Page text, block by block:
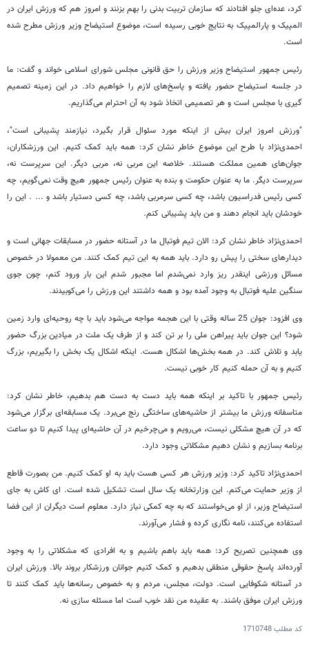
کرد، عده‌ای جلو افتادند که سازمان تربیت بدنی را بهم بزنند و امروز هم که ورزش ایران در
المپیک و پارالمپیک به نتایج خوبی رسیده است، موضوع استیضاح وزیر ورزش مطرح شده
است.
رئیس جمهور استیضاح وزیر ورزش را حق قانونی مجلس شورای اسلامی خواند و گفت: ما
در جلسه استیضاح حضور یافته و پاسخ‌های لازم را خواهیم داد. در این زمینه تصمیم
گیری با مجلس است و هر تصمیمی اتخاذ شود به آن احترام می‌گذاریم.
"ورزش امروز ایران بیش از اینکه مورد سئوال قرار بگیرد، نیازمند پشیبانی است"،
احمدی‌نژاد با طرح این موضوع خاطر نشان کرد: همه باید کمک کنیم. این ورزشکاران،
جوان‌های همین مملکت هستند. خلاصه این مربی نه، مربی دیگر. این سرپرست نه،
سرپرست دیگر. ما به عنوان حکومت و بنده به عنوان رئیس جمهور هیچ وقت نمی‌گویم، چه
کسی رئیس فدراسیون باشد، چه کسی سرمربی باشد، چه کسی دستیار باشد و ... . این را
خودشان باید انجام دهند و من باید پشیبانی کنم.
احمدی‌نژاد خاطر نشان کرد: الان تیم فوتبال ما در آستانه حضور در مسابقات جهانی است و
دیدارهای سختی را پیش رو دارد. باید همه به این تیم کمک کنند. من معمولا در خصوص
مسائل ورزشی اینقدر ریز وارد نمی‌شدم اما مجبور شدم این بار ورود کنم، چون جوی
سنگین علیه فوتبال به وجود آمده بود و همه داشتند این ورزش را می‌کوبیدند.
وی افزود: جوان 25 ساله وقتی با این هجمه مواجه می‌شود باید با چه روحیه‌ای وارد زمین
شود؟ این جوان باید پیراهن ملی را بر تن کند و از طرف یک ملت در میادین بزرگ حضور
یابد و تلاش کند. در همه بخش‌ها اشکال هست. اینکه اشکال یک بخش را بگیریم، بزرگ
کنیم و به آن حمله کنیم کار خوبی نیست.
رئیس جمهور با تاکید بر اینکه همه باید دست به دست هم بدهیم، خاطر نشان کرد:
متاسفانه ورزش ما بیشتر از حاشیه‌های ساختگی رنج می‌برد. یک مسابقه‌ای برگزار می‌شود
که در آن هیچ مشکلی نیست، می‌رویم و می‌چرخیم در آن حاشیه‌ای پیدا کنیم تا دو ساعت
برنامه بسازیم و نشان دهیم مشکلاتی وجود دارد.
احمدی‌نژاد تاکید کرد: وزیر ورزش هر کسی هست باید به او کمک کنیم. من بصورت قاطع
از وزیر حمایت می‌کنم. این وزارتخانه یک سال است تشکیل شده است. ای کاش به جای
استیضاح وزیر، از او می‌خواستند که به چه کمکی نیاز دارد. معلوم است دیگران از این فضا
استفاده می‌کنند، نامه نگاری کرده و فشار می‌آورند.
وی همچنین تصریح کرد: همه باید باهم باشیم و به افرادی که مشکلاتی را به وجود
آورده‌اند پاسخ حقوقی منطقی بدهیم و کمک کنیم جوانان ورزشکار بروند بالا. ورزش ایران
در آستانه شکوفایی است. دولت، مجلس، مردم و به خصوص رسانه‌ها باید کمک کنند تا
ورزش ایران موفق باشند. به عقیده من نقد خوب است اما مسئله سازی نه.
کد مطلب1710748